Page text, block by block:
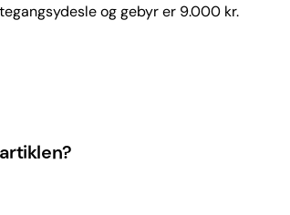
og gebyr er 9.000 kr.